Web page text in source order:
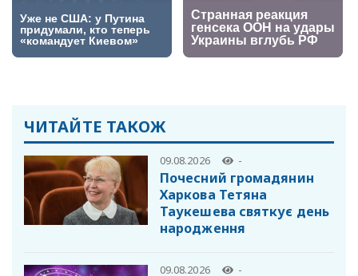
ЧИТАЙТЕ ТАКОЖ
09.08.2026 -
Почесний громадянин
Харкова Тетяна
Таукешева святкує день
народження
09.08.2026 -